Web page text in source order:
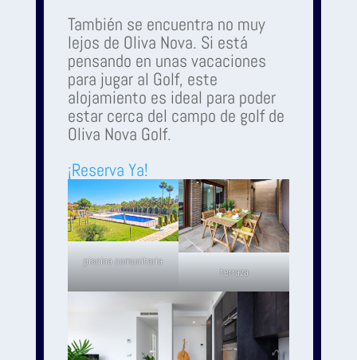
También se encuentra no muy
lejos de Oliva Nova. Si está
pensando en unas vacaciones
para jugar al Golf, este
alojamiento es ideal para poder
estar cerca del campo de golf de
Oliva Nova Golf.
¡Reserva Ya!
piscina comunitaria
terraza